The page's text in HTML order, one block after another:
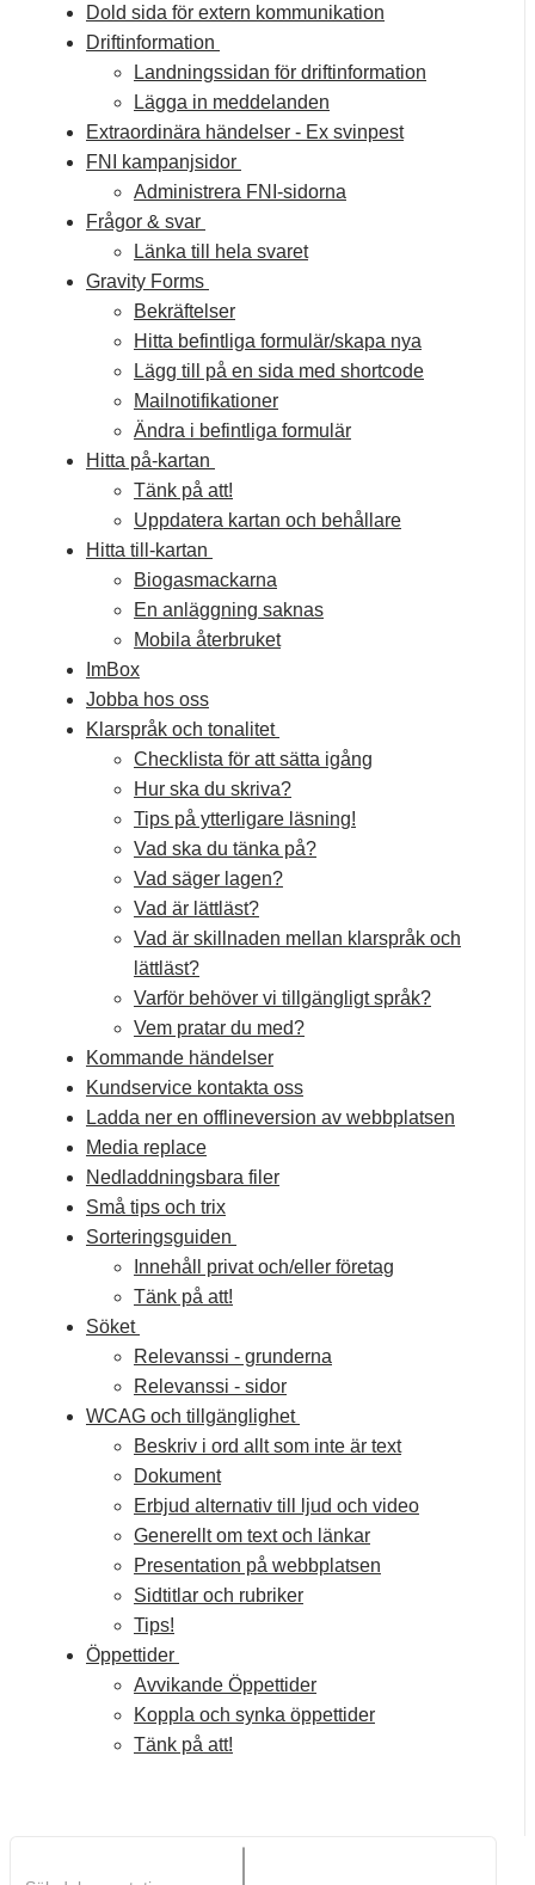
Dold sida för extern kommunikation
Driftinformation
Landningssidan för driftinformation
Lägga in meddelanden
Extraordinära händelser - Ex svinpest
FNI kampanjsidor
Administrera FNI-sidorna
Frågor & svar
Länka till hela svaret
Gravity Forms
Bekräftelser
Hitta befintliga formulär/skapa nya
Lägg till på en sida med shortcode
Mailnotifikationer
Ändra i befintliga formulär
Hitta på-kartan
Tänk på att!
Uppdatera kartan och behållare
Hitta till-kartan
Biogasmackarna
En anläggning saknas
Mobila återbruket
ImBox
Jobba hos oss
Klarspråk och tonalitet
Checklista för att sätta igång
Hur ska du skriva?
Tips på ytterligare läsning!
Vad ska du tänka på?
Vad säger lagen?
Vad är lättläst?
Vad är skillnaden mellan klarspråk och
lättläst?
Varför behöver vi tillgängligt språk?
Vem pratar du med?
Kommande händelser
Kundservice kontakta oss
Ladda ner en offlineversion av webbplatsen
Media replace
Nedladdningsbara filer
Små tips och trix
Sorteringsguiden
Innehåll privat och/eller företag
Tänk på att!
Söket
Relevanssi - grunderna
Relevanssi - sidor
WCAG och tillgänglighet
Beskriv i ord allt som inte är text
Dokument
Erbjud alternativ till ljud och video
Generellt om text och länkar
Presentation på webbplatsen
Sidtitlar och rubriker
Tips!
Öppettider​
Avvikande Öppettider​
Koppla och synka öppettider​
Tänk på att!​